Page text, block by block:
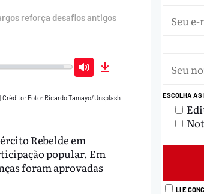
reforça desafios antigos
Mute
|Crédito: Foto: Ricardo Tamayo/Unsplash
Rebelde em
popular. Em
foram aprovadas
ESCOLHA
LI E